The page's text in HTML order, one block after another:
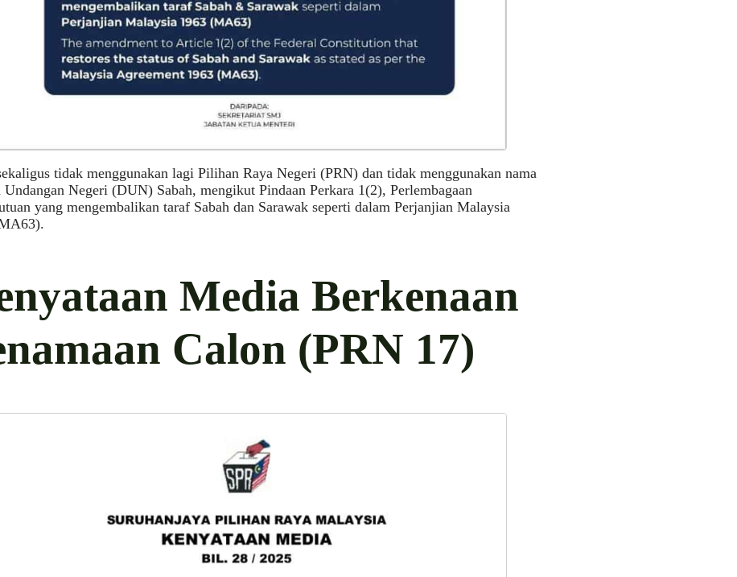
tidak menggunakan lagi Pilihan Raya Negeri (PRN) dan tidak menggunakan nama
Undangan Negeri (DUN) Sabah, mengikut Pindaan Perkara 1(2), Perlembagaan
yang mengembalikan taraf Sabah dan Sarawak seperti dalam Perjanjian Malaysia
Media Berkenaan
Calon (PRN 17)